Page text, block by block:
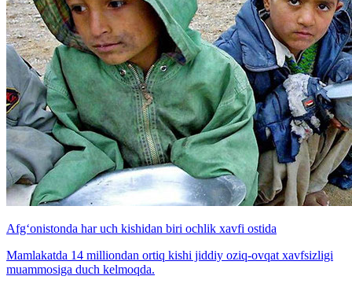
Afg‘onistonda har uch kishidan biri ochlik xavfi ostida
Mamlakatda 14 milliondan ortiq kishi jiddiy oziq-ovqat xavfsizligi
muammosiga duch kelmoqda.